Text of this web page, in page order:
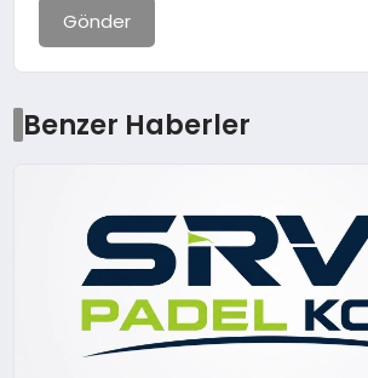
Gönder
Benzer Haberler